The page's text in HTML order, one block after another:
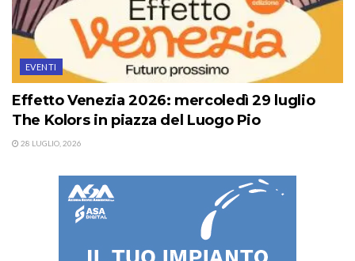
EVENTI
Effetto Venezia 2026: mercoledì 29 luglio
The Kolors in piazza del Luogo Pio
28 LUGLIO, 2026